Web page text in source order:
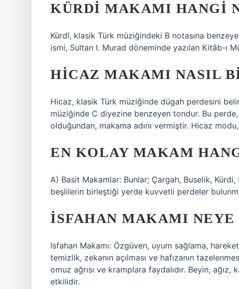
KÜRDI MAKAMI HANGI
Kürdî, klasik Türk müziğindeki B notasına
ismi, Sultan I. Murad döneminde yazılan Kitâb-ı
HICAZ MAKAMI NASIL
Hicaz, klasik Türk müziğinde dügah perdesini
müziğinde C diyezine benzeyen tondur. Bu
olduğundan, makama adını vermiştir. Hicaz
EN KOLAY MAKAM
A) Basit Makamlar: Bunlar; Çargah, Buselik,
beşlilerin birleştiği yerde kuvvetli perdeler
İSFAHAN MAKAMI
Isfahan Makamı: Özgüven, uyum sağlama,
temizlik, zekanın açılması ve hafızanın
omuz ağrısı ve kramplara faydalıdır. Beyin,
etkilidir.